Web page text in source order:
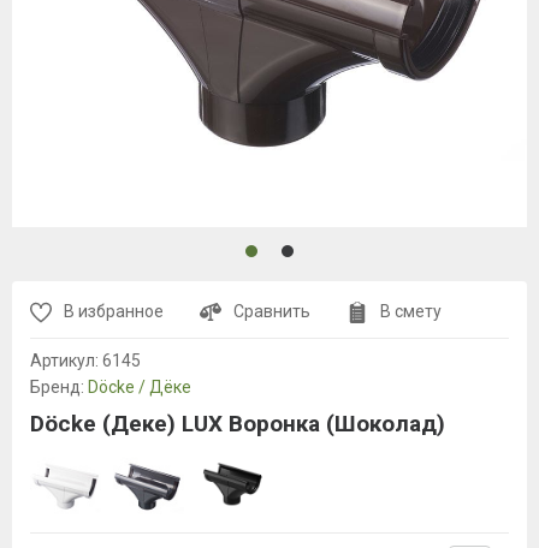
В избранное Сравнить В смету
Артикул: 6145
Бренд: Döcke / Дёке
Döcke (Деке) LUX Воронка (Шоколад)